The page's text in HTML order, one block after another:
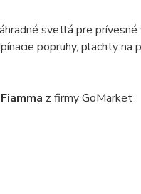
svetlá pre prívesné
popruhy, plachty na
z firmy GoMarket